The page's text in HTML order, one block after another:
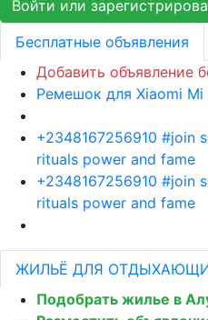
Войти или
Бесплатные объявления
Добавить объявление
Ремешок для Xiaomi
+2348167256910 #join
rituals power and fame
+2348167256910 #join
rituals power and fame
ЖИЛЬЁ ДЛЯ
Подобрать жилье в